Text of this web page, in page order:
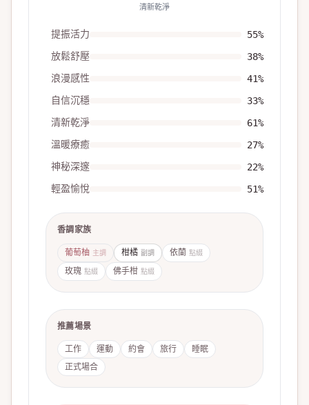
清新乾淨
提振活力 55%
放鬆舒壓 38%
浪漫感性 41%
自信沉穩 33%
清新乾淨 61%
溫暖療癒 27%
神秘深邃 22%
輕盈愉悅 51%
香調家族
葡萄柚 主調 柑橘 副調 依蘭 點綴
玫瑰 點綴 佛手柑 點綴
推薦場景
工作 運動 約會 旅行
睡眠
正式場合